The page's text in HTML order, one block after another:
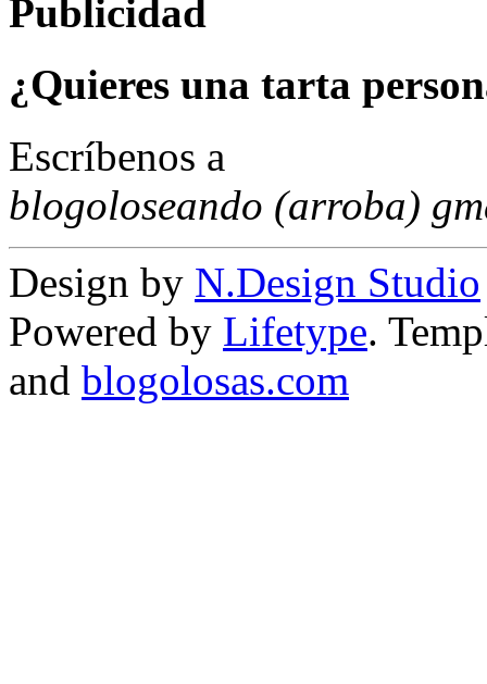
Publicidad
¿Quieres una tarta
Escríbenos a
blogoloseando (arroba)
Design by N.Design Studio
Powered by Lifetype.
and blogolosas.com